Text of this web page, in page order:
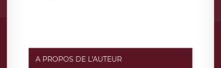
A PROPOS DE L'AUTEUR